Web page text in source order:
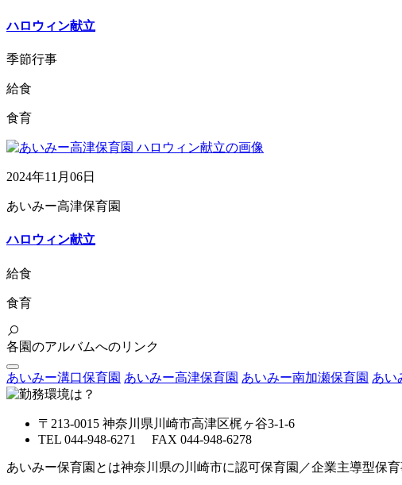
ハロウィン献立
季節行事
給食
食育
2024年11月06日
あいみー高津保育園
ハロウィン献立
給食
食育
各園のアルバムへのリンク
あいみー溝口保育園 あいみー高津保育園 あいみー南加瀬保育園 あい
〒213-0015 神奈川県川崎市高津区梶ヶ谷3-1-6
TEL 044-948-6271 FAX 044-948-6278
あいみー保育園とは神奈川県の川崎市に認可保育園／企業主導型保